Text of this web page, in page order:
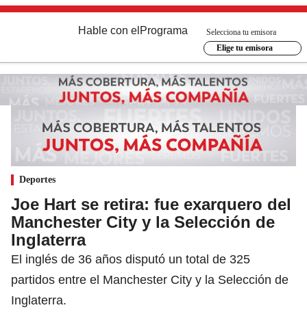
Hable con el Programa
Selecciona tu emisora
Elige tu emisora
Deportes
Joe Hart se retira: fue exarquero del
Manchester City y la Selección de
Inglaterra
El inglés de 36 años disputó un total de 325
partidos entre el Manchester City y la Selección de
Inglaterra.